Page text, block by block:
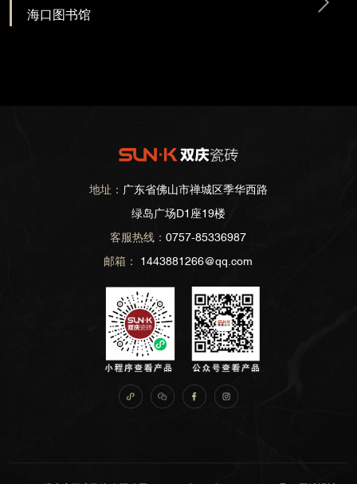
海口图书馆
地址： 广东省佛山市禅城区季华西路
绿岛广场D1座19楼
客服热线：0757-85336987
邮箱： 1443881266@qq.com